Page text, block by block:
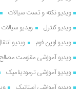
ویدیو نکته و تست سیالات
ویدیو کنترل
ویدیو سیالات
ویدیو اوپن فوم
ویدیو
ویدیو آموزشی مقاومت مصالح
ویدیو آموزشی ترمودینامیک